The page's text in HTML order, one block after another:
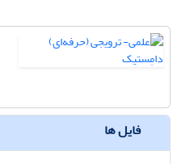
فایل ها